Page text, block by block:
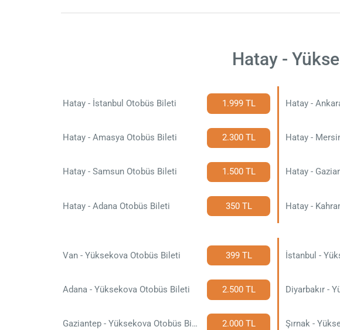
Hatay -
Hatay - İstanbul Otobüs Bileti 1.999 TL Hatay -
Hatay - Amasya Otobüs Bileti 2.300 TL Hatay -
Hatay - Samsun Otobüs Bileti 1.500 TL Hatay -
Hatay - Adana Otobüs Bileti 350 TL
Van - Yüksekova Otobüs Bileti 399 TL İstanbul -
Adana - Yüksekova Otobüs Bileti 2.500 TL
Gaziantep - Yüksekova Otobüs Bileti 2.000 TL Şırnak -